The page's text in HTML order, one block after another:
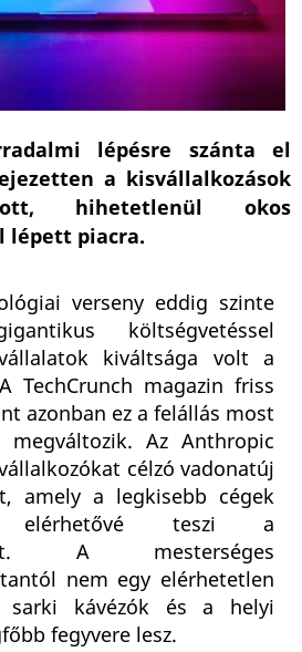
lépésre szánta el
a kisvállalkozások
hihetetlenül okos
lépett piacra.
verseny eddig szinte
költségvetéssel
kiváltsága volt a
TechCrunch magazin friss
azonban ez a felállás most
megváltozik. Az Anthropic
célzó vadonatúj
amely a legkisebb cégek
teszi a
A mesterséges
nem egy elérhetetlen
kávézók és a helyi
fegyvere lesz.